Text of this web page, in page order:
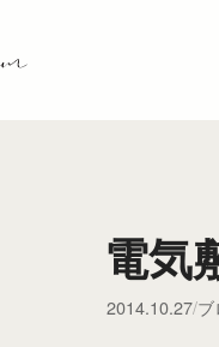
電気
2014.10.27